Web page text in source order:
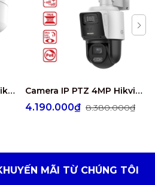
Camera IP Dome 4MP Hikvision DS-2CD2743G2-LIZS2U Camera IP PTZ 4MP Hikvision DS-2SE3C404MWG-E/14
4.190.000₫ 8.380.000₫
MÃI TỪ CHÚNG TÔI